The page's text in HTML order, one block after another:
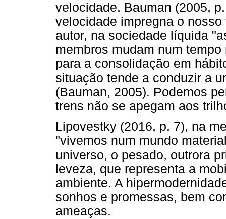
velocidade. Bauman (2005,
velocidade impregna o
autor, na sociedade líquida
membros mudam num
para a consolidação em
situação tende a conduzir a
(Bauman, 2005). Podemos
trens não se apegam aos
Lipovestky (2016, p. 7), na
"vivemos num mundo
universo, o pesado, outrora
leveza, que representa a
ambiente. A
sonhos e promessas, bem
ameaças.